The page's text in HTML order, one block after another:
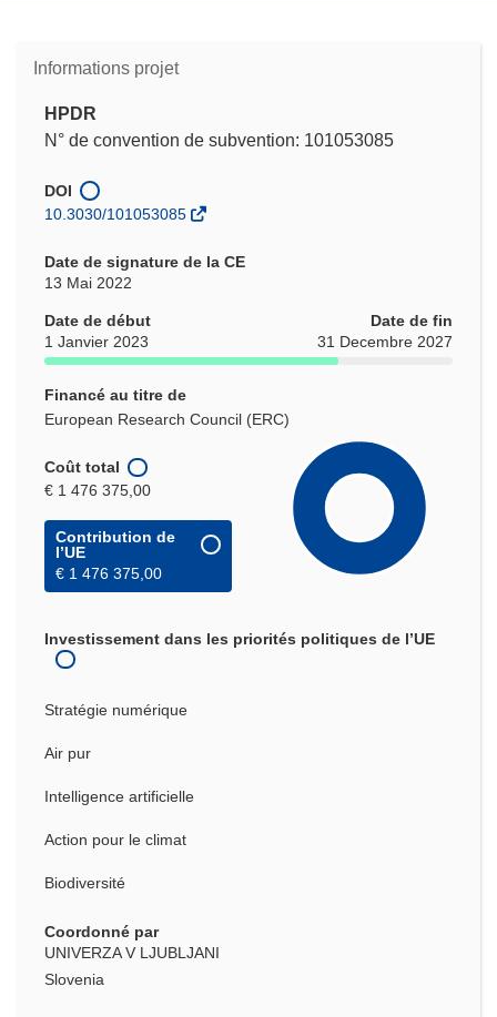
Informations projet
HPDR
N° de convention de subvention: 101053085
DOI
10.3030/101053085
Date de signature de la CE
13 Mai 2022
Date de début
1 Janvier 2023
Date de fin
31 Decembre 2027
Financé au titre de
European Research Council (ERC)
Coût total
€ 1 476 375,00
Contribution de
l’UE
€ 1 476 375,00
Investissement dans les priorités politiques de l’UE
Stratégie numérique
Air pur
Intelligence artificielle
Action pour le climat
Biodiversité
Coordonné par
UNIVERZA V LJUBLJANI
Slovenia